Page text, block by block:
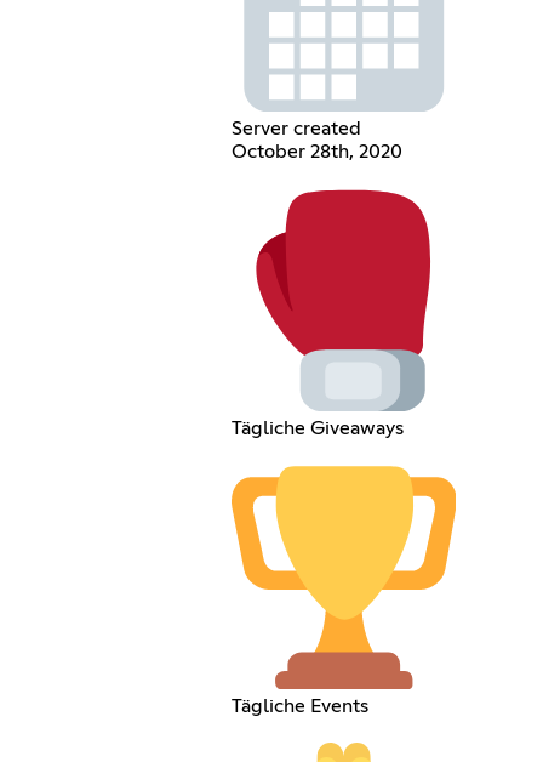
Server created
October 28th, 2020
Tägliche Giveaways
Tägliche Events